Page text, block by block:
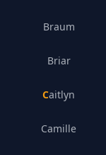
Braum
Briar
Caitlyn
Camille